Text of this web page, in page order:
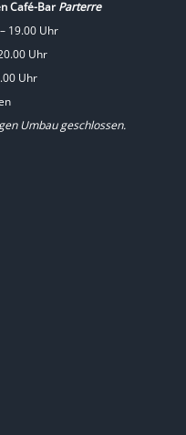
Café-BarParterre
19.00 Uhr
Uhr
Uhr
Umbau geschlossen.